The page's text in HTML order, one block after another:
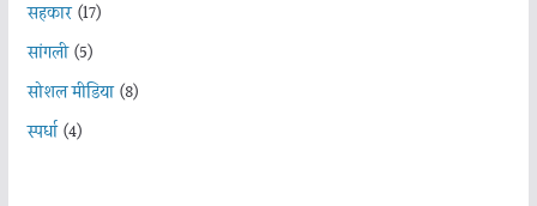
सहकार(17)
सांगली(5)
सोशल मीडिया(8)
स्पर्धा(4)